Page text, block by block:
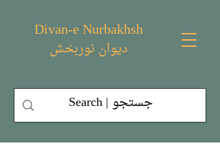
Divan-e Nurbakhsh
دیوان نوربخش